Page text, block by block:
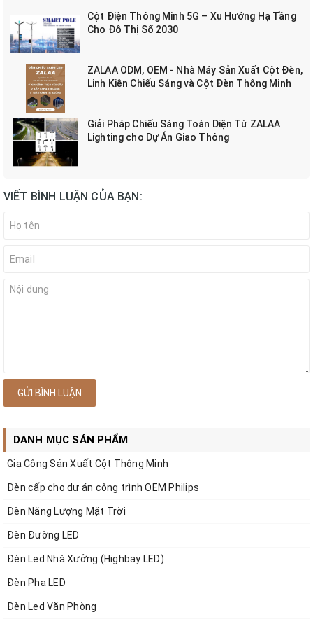
Cột Điện Thông Minh 5G – Xu Hướng Hạ Tầng
Cho Đô Thị Số 2030
ZALAA ODM, OEM - Nhà Máy Sản Xuất Cột Đèn,
Linh Kiện Chiếu Sáng và Cột Đèn Thông Minh
Giải Pháp Chiếu Sáng Toàn Diện Từ ZALAA
Lighting cho Dự Án Giao Thông
VIẾT BÌNH LUẬN CỦA BẠN:
GỬI BÌNH LUẬN
DANH MỤC SẢN PHẨM
Gia Công Sản Xuất Cột Thông Minh
Đèn cấp cho dự án công trình OEM Philips
Đèn Năng Lượng Mặt Trời
Đèn Đường LED
Đèn Led Nhà Xưởng (Highbay LED)
Đèn Pha LED
Đèn Led Văn Phòng